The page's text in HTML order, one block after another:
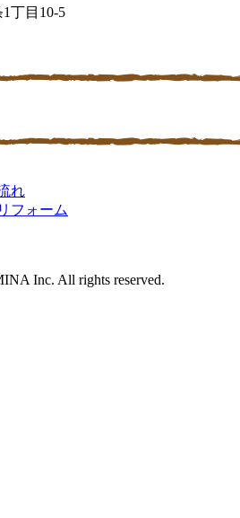
丁目10-5
れ
フォーム
Inc. All rights reserved.